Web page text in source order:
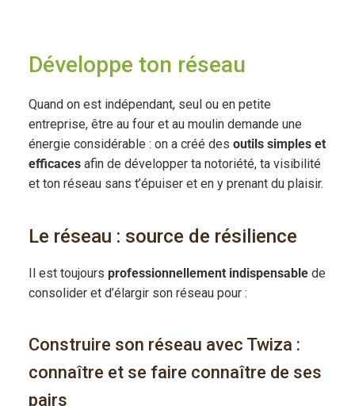
Développe ton réseau
Quand on est indépendant, seul ou en petite
entreprise, être au four et au moulin demande une
énergie considérable : on a créé des outils simples et
efficaces afin de développer ta notoriété, ta visibilité
et ton réseau sans t’épuiser et en y prenant du plaisir.
Le réseau : source de résilience
Il est toujours professionnellement indispensablede
consolider et d’élargir son réseau pour :
Construire son réseau avec Twiza :
connaître et se faire connaître de ses
pairs